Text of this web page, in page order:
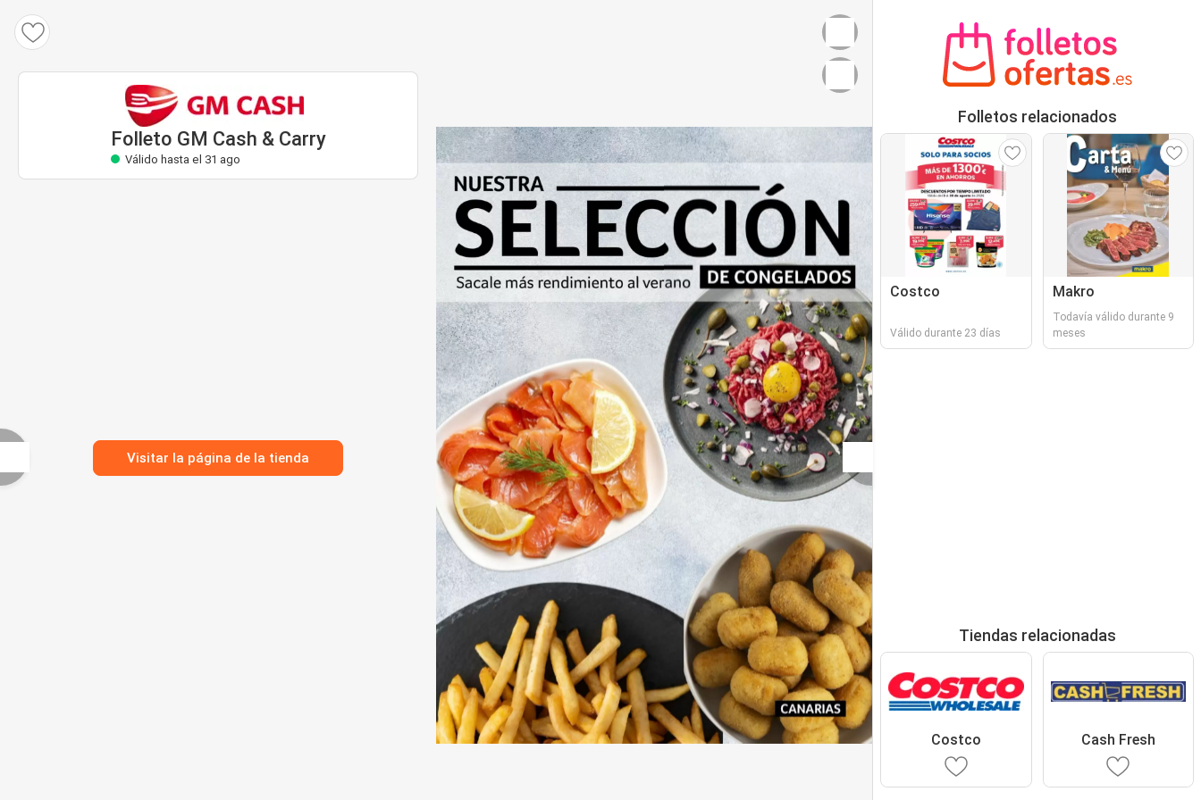
Folleto GM Cash & Carry
Válido hasta el 31 ago
Visitar la página de la tienda
Folletos relacionados
Costco
Válido durante 23 días
Makro
Todavía válido durante 9
meses
Tiendas relacionadas
Costco Cash Fresh